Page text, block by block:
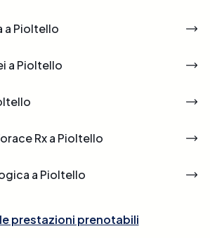
a Pioltello
a Pioltello
Rx a Pioltello
a Pioltello
prestazioni prenotabili